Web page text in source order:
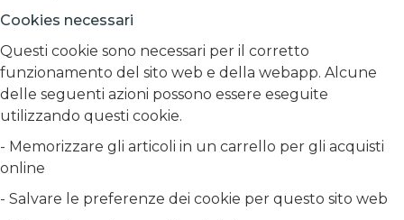
Cookies necessari
Questi cookie sono necessari per il corretto
funzionamento del sito web e della webapp. Alcune
delle seguenti azioni possono essere eseguite
utilizzando questi cookie.
- Memorizzare gli articoli in un carrello per gli acquisti
online
- Salvare le preferenze dei cookie per questo sito web